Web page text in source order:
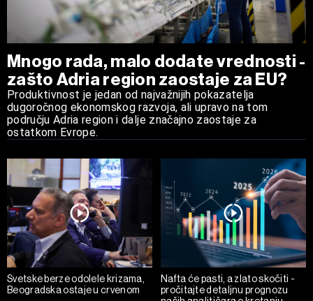
Mnogo rada, malo dodate vrednosti -
zašto Adria region zaostaje za EU?
Produktivnost je jedan od najvažnijih pokazatelja
dugoročnog ekonomskog razvoja, ali upravo na tom
području Adria region i dalje značajno zaostaje za
ostatkom Evrope.
Svetske berze odolele krizama,
Beogradska ostaje u crvenom
Nafta će pasti, a zlato skočiti -
pročitajte detaljnu prognozu